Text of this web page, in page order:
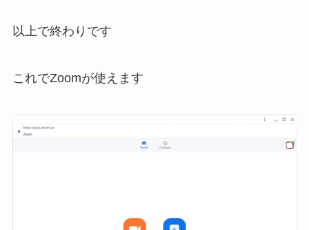
以上で終わりです
これでZoomが使えます